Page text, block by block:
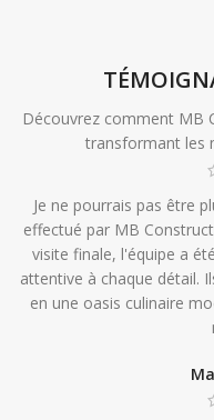
Découvrez comment MB
transformant les
Je ne pourrais pas être
effectué par MB
visite finale, l'équipe a
attentive à chaque détail.
en une oasis culinaire